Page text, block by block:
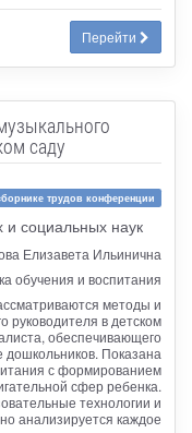
Перейти
саду
трудов конференции
и социальных наук
Елизавета Ильинична
обучения и воспитания
методы и
руководителя в детском
обеспечивающего
дошкольников. Показана
с формированием
сфер ребенка.
технологии и
анализируется каждое